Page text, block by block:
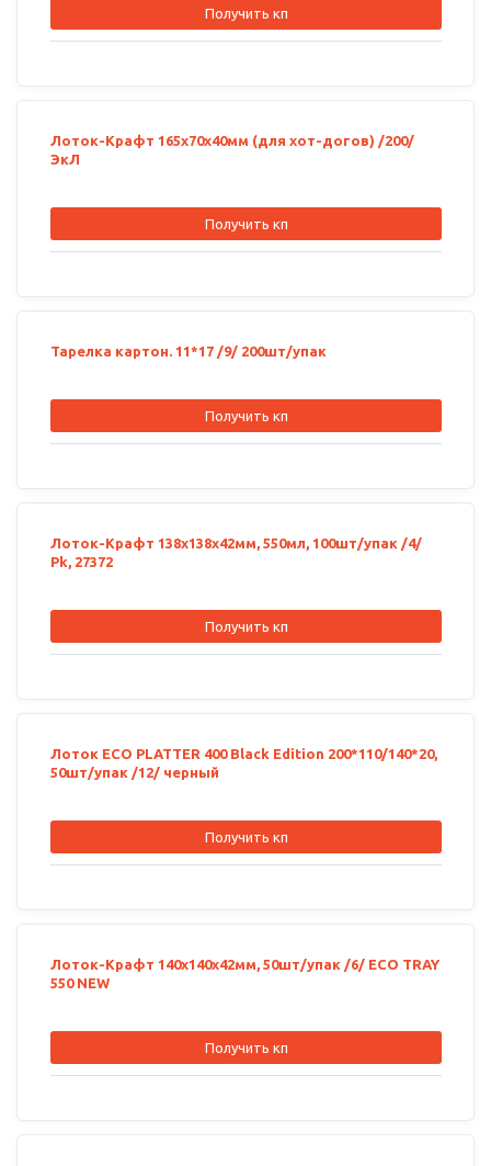
Получить кп
Лоток-Крафт 165х70х40мм (для хот-догов) /200/
ЭкЛ
Получить кп
Тарелка картон. 11*17 /9/ 200шт/упак
Получить кп
Лоток-Крафт 138х138х42мм, 550мл, 100шт/упак /4/
Рk, 27372
Получить кп
Лоток ECO PLATTER 400 Black Edition 200*110/140*20,
50шт/упак /12/ черный
Получить кп
Лоток-Крафт 140х140х42мм, 50шт/упак /6/ ECO TRAY
550 NEW
Получить кп